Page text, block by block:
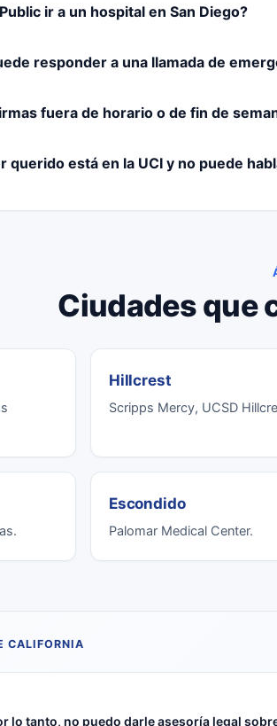
ir a un hospital en San Diego?
responder a una llamada de
fuera de horario o de fin de
querido está en la UCI y no puede
Ciudades que
Hillcrest
Scripps Mercy, UCSD
Escondido
Palomar Medical Center.
CALIFORNIA
lo tanto, no puedo darle asesoría legal